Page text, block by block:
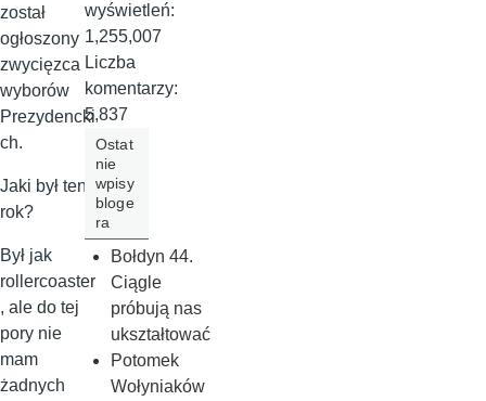
został
ogłoszony
zwycięzca
wyborów
Prezydencki
ch.
Jaki był ten
rok?
Był jak
rollercoaster
, ale do tej
pory nie
mam
żadnych
wyświetleń:
1,255,007
Liczba
komentarzy:
5,837
Ostat
nie
wpisy
bloge
ra
Bołdyn 44.
Ciągle
próbują nas
ukształtować
Potomek
Wołyniaków